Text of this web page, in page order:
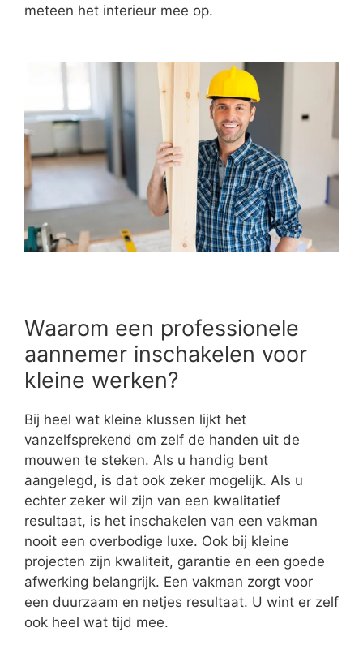
meteen het interieur mee op.
Waarom een professionele
aannemer inschakelen voor
kleine werken?
Bij heel wat kleine klussen lijkt het
vanzelfsprekend om zelf de handen uit de
mouwen te steken. Als u handig bent
aangelegd, is dat ook zeker mogelijk. Als u
echter zeker wil zijn van een kwalitatief
resultaat, is het inschakelen van een vakman
nooit een overbodige luxe. Ook bij kleine
projecten zijn kwaliteit, garantie en een goede
afwerking belangrijk. Een vakman zorgt voor
een duurzaam en netjes resultaat. U wint er zelf
ook heel wat tijd mee.